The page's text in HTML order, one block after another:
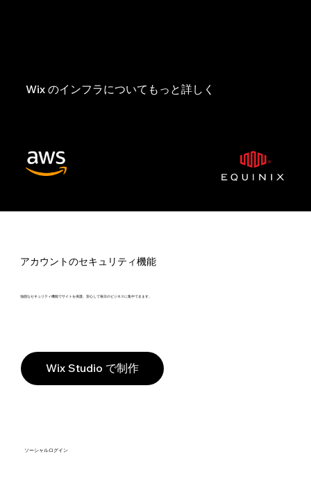
Wix のインフラについてもっと詳しく
アカウントのセキュリティ機能
強固なセキュリティ機能でサイトを保護。安心して毎日のビジネスに集中できます。
ソーシャルログイン
Wix Studio で制作